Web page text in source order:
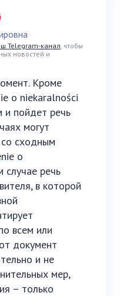
Telegram-канал, чтобы
новостей и
Кроме
o niekaralności
пойдет речь
могут
сходным
o
случае речь
в которой
всем или
документ
и не
мер,
– только